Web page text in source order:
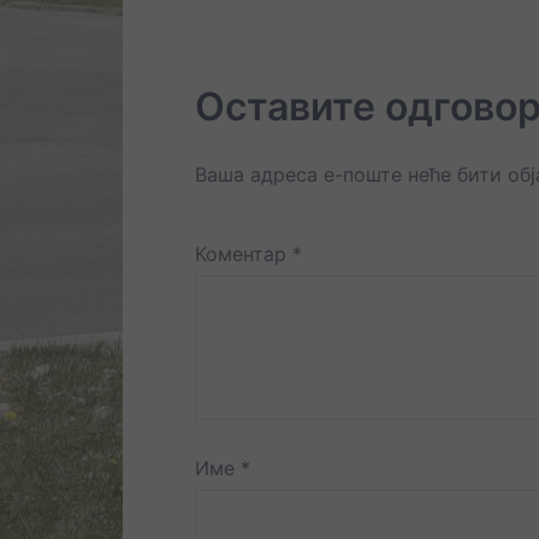
Оставите одговор
Ваша адреса е-поште неће бити
Коментар *
Име *